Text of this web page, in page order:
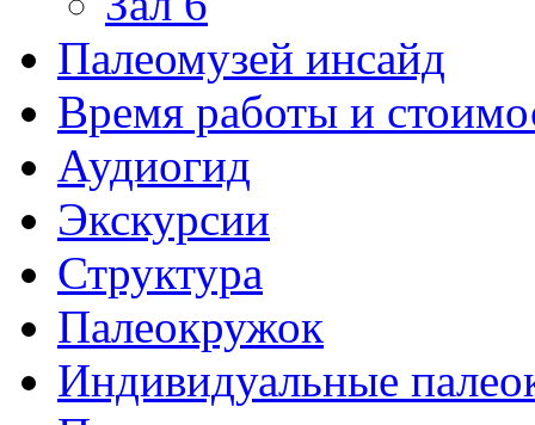
Палеомузей инсайд
Время работы и
Аудиогид
Экскурсии
Структура
Палеокружок
Индивидуальные